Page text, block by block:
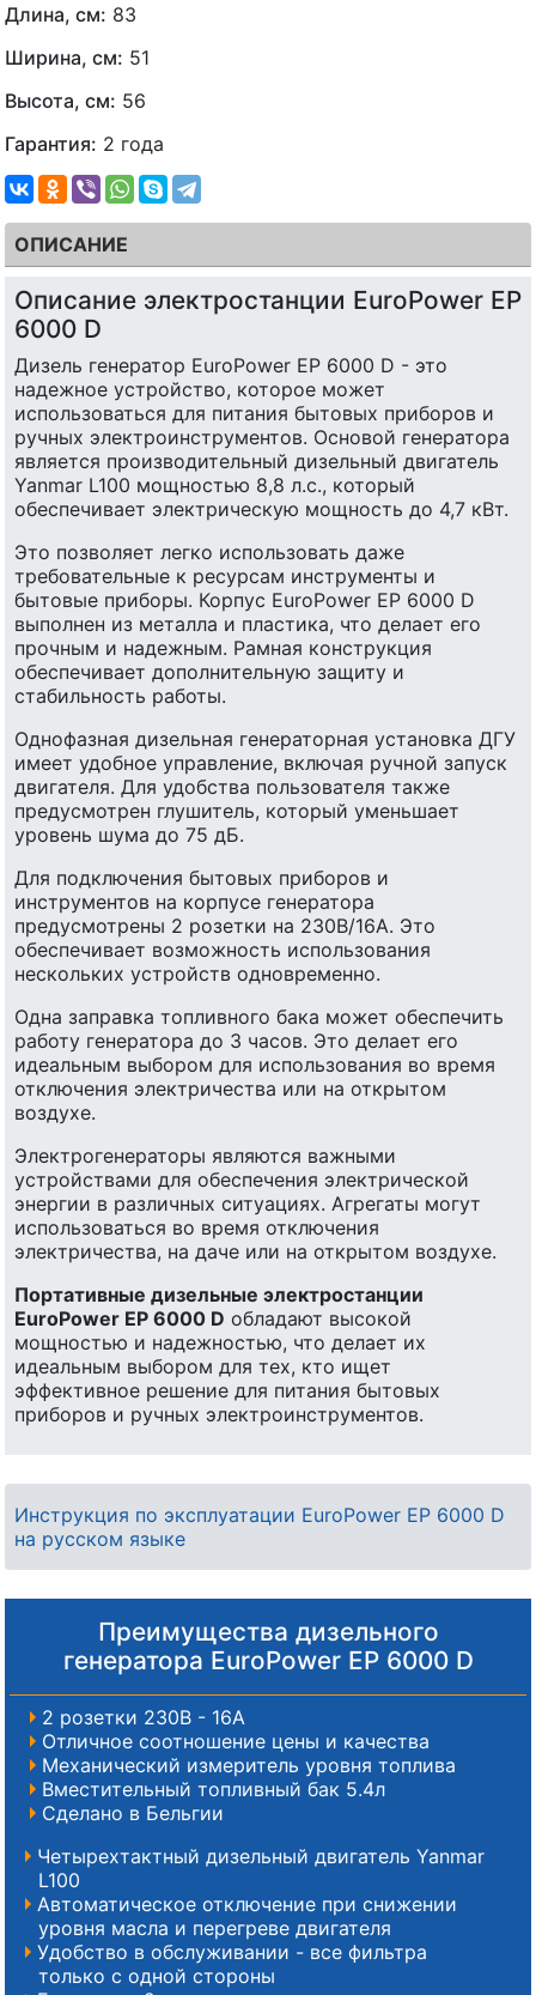
Длина, см: 83
Ширина, см: 51
Высота, см: 56
Гарантия: 2 года
ОПИСАНИЕ
Описание электростанции EuroPower EP
6000 D
Дизель генератор EuroPower EP 6000 D - это
надежное устройство, которое может
использоваться для питания бытовых приборов и
ручных электроинструментов. Основой генератора
является производительный дизельный двигатель
Yanmar L100 мощностью 8,8 л.с., который
обеспечивает электрическую мощность до 4,7 кВт.
Это позволяет легко использовать даже
требовательные к ресурсам инструменты и
бытовые приборы. Корпус EuroPower EP 6000 D
выполнен из металла и пластика, что делает его
прочным и надежным. Рамная конструкция
обеспечивает дополнительную защиту и
стабильность работы.
Однофазная дизельная генераторная установка ДГУ
имеет удобное управление, включая ручной запуск
двигателя. Для удобства пользователя также
предусмотрен глушитель, который уменьшает
уровень шума до 75 дБ.
Для подключения бытовых приборов и
инструментов на корпусе генератора
предусмотрены 2 розетки на 230В/16А. Это
обеспечивает возможность использования
нескольких устройств одновременно.
Одна заправка топливного бака может обеспечить
работу генератора до 3 часов. Это делает его
идеальным выбором для использования во время
отключения электричества или на открытом
воздухе.
Электрогенераторы являются важными
устройствами для обеспечения электрической
энергии в различных ситуациях. Агрегаты могут
использоваться во время отключения
электричества, на даче или на открытом воздухе.
Портативные дизельные электростанции
EuroPower EP 6000 D обладают высокой
мощностью и надежностью, что делает их
идеальным выбором для тех, кто ищет
эффективное решение для питания бытовых
приборов и ручных электроинструментов.
Инструкция по эксплуатации EuroPower EP 6000 D
на русском языке
Преимущества дизельного
генератора EuroPower EP 6000 D
2 розетки 230В - 16A
Отличное соотношение цены и качества
Механический измеритель уровня топлива
Вместительный топливный бак 5.4л
Сделано в Бельгии
Четырехтактный дизельный двигатель Yanmar
L100
Автоматическое отключение при снижении
уровня масла и перегреве двигателя
Удобство в обслуживании - все фильтра
только с одной стороны